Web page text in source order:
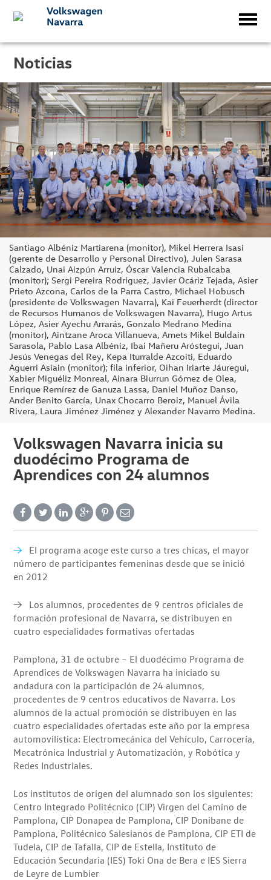
Noticias
Santiago Albéniz Martiarena (monitor), Mikel Herrera Isasi
(gerente de Desarrollo y Personal Directivo), Julen Sarasa
Calzado, Unai Aizpún Arruiz, Óscar Valencia Rubalcaba
(monitor); Sergi Pereira Rodríguez, Javier Ocáriz Tejada, Asier
Prieto Azcona, Carlos de la Parra Castro, Michael Hobusch
(presidente de Volkswagen Navarra), Kai Feuerherdt (director
de Recursos Humanos de Volkswagen Navarra), Hugo Artus
López, Asier Ayechu Arrarás, Gonzalo Medrano Medina
(monitor), Aintzane Aroca Villanueva, Amets Mikel Buldain
Sarasola, Pablo Lasa Albéniz, Ibai Mañeru Aróstegui, Juan
Jesús Venegas del Rey, Kepa Iturralde Azcoiti, Eduardo
Aguerri Asiain (monitor); fila inferior, Oihan Iriarte Jáuregui,
Xabier Miguéliz Monreal, Ainara Biurrun Gómez de Olea,
Enrique Remírez de Ganuza Lassa, Daniel Muñoz Danso,
Ander Benito García, Unax Chocarro Beroiz, Manuel Ávila
Rivera, Laura Jiménez Jiménez y Alexander Navarro Medina.
Volkswagen Navarra inicia su
duodécimo Programa de
Aprendices con 24 alumnos
→ El programa acoge este curso a tres chicas, el mayor
número de participantes femeninas desde que se inició
en 2012
→ Los alumnos, procedentes de 9 centros oficiales de
formación profesional de Navarra, se distribuyen en
cuatro especialidades formativas ofertadas
Pamplona, 31 de octubre – El duodécimo Programa de
Aprendices de Volkswagen Navarra ha iniciado su
andadura con la participación de 24 alumnos,
procedentes de 9 centros educativos de Navarra. Los
alumnos de la actual promoción se distribuyen en las
cuatro especialidades ofertadas este año por la empresa
automovilística: Electromecánica del Vehículo, Carrocería,
Mecatrónica Industrial y Automatización, y Robótica y
Redes Industriales.
Los institutos de origen del alumnado son los siguientes:
Centro Integrado Politécnico (CIP) Virgen del Camino de
Pamplona, CIP Donapea de Pamplona, CIP Donibane de
Pamplona, Politécnico Salesianos de Pamplona, CIP ETI de
Tudela, CIP de Tafalla, CIP de Estella, Instituto de
Educación Secundaria (IES) Toki Ona de Bera e IES Sierra
de Leyre de Lumbier